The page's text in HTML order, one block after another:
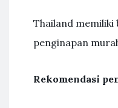
Thailand memiliki
penginapan
Rekomendasi